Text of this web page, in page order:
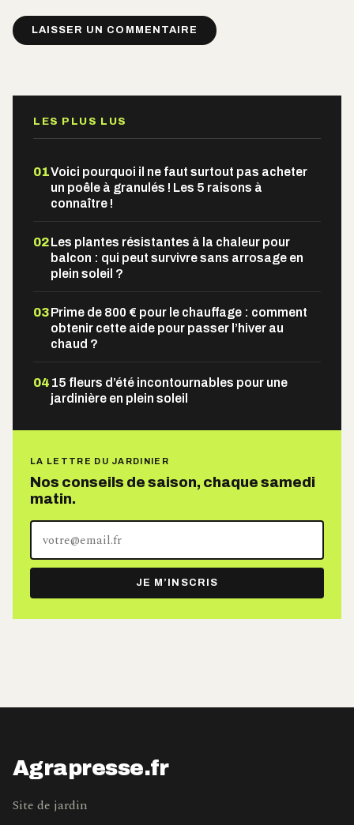
LES PLUS LUS
01Voici pourquoi il ne faut surtout pas acheter
un poêle à granulés ! Les 5 raisons à
connaître !
02Les plantes résistantes à la chaleur pour
balcon : qui peut survivre sans arrosage en
plein soleil ?
03Prime de 800 € pour le chauffage : comment
obtenir cette aide pour passer l’hiver au
chaud ?
04 15 fleurs d’été incontournables pour une
jardinière en plein soleil
LA LETTRE DU JARDINIER
Nos conseils de saison, chaque samedi
matin.
adresse
e-
mail
JE M’INSCRIS
Agrapresse.fr
Site de jardin